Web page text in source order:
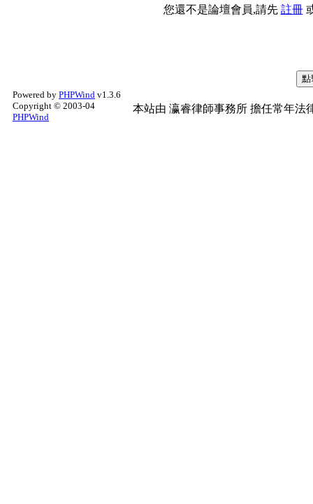
您還不是論壇會員,請先 註冊
Powered by PHPWind v1.3.6
Copyright © 2003-04
PHPWind
本站由 瀛睿律師事務所 擔任常年法